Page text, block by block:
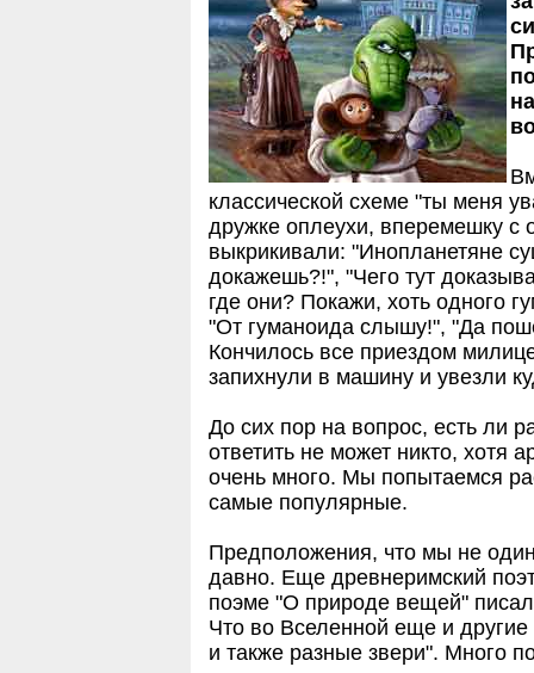
классической схеме "ты меня
дружке оплеухи, вперемешку с
выкрикивали: "Инопланетяне
докажешь?!", "Чего тут
где они? Покажи, хоть одного
"От гуманоида слышу!", "Да
Кончилось все приездом
запихнули в машину и увезли
До сих пор на вопрос, есть ли
ответить не может никто, хотя
очень много. Мы попытаемся
самые популярные.
Предположения, что мы не
давно. Еще древнеримский
поэме "О природе вещей"
Что во Вселенной еще и
и также разные звери". Много